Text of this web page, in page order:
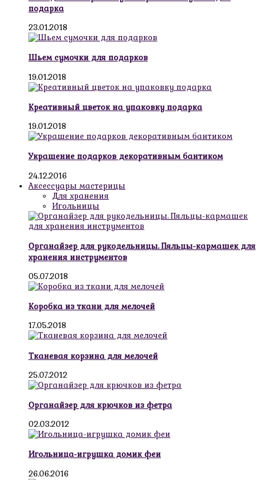
подарка
23.01.2018
Шьем сумочки для подарков
19.01.2018
Креативный цветок на упаковку подарка
19.01.2018
Украшение подарков декоративным бантиком
24.12.2016
Аксессуары мастерицы
Для хранения
Игольницы
Органайзер для рукодельницы. Пяльцы-кармашек для
хранения инструментов
05.07.2018
Коробка из ткани для мелочей
17.05.2018
Тканевая корзина для мелочей
25.07.2012
Органайзер для крючков из фетра
02.03.2012
Игольница-игрушка домик феи
26.06.2016